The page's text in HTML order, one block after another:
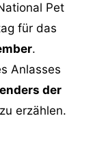
Pet
für das
.
Anlasses
der
zu erzählen.